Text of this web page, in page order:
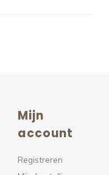
Mijn
account
Registreren